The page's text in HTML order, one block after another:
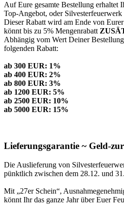
Auf Eure gesamte Bestellung erhaltet
Top-Angebot, oder Silvesterfeuerwerk
Dieser Rabatt wird am Ende von
könnt bis zu 5% Mengenrabatt
Abhängig vom Wert Deiner
folgenden Rabatt:
ab 300 EUR: 1%
ab 400 EUR: 2%
ab 800 EUR: 3%
ab 1200 EUR: 5%
ab 2500 EUR: 10%
ab 5000 EUR: 15%
Lieferungsgarantie ~ Geld-
Die Auslieferung von
pünktlich zwischen dem 28.12. und
Mit „27er Schein“,
könnt Ihr das ganze Jahr über Euer